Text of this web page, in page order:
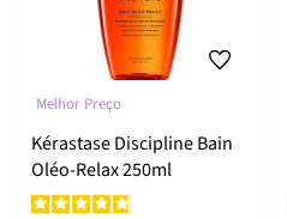
Melhor Preço
Kérastase Discipline Bain
Oléo-Relax 250ml